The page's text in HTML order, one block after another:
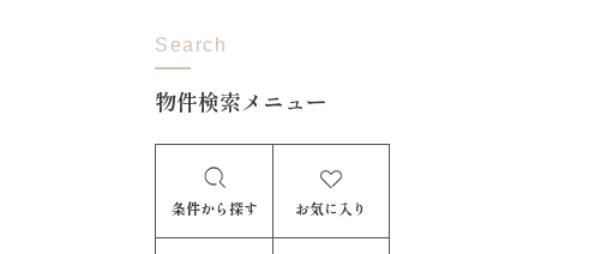
Search
物件検索メニュー
条件から探す お気に入り